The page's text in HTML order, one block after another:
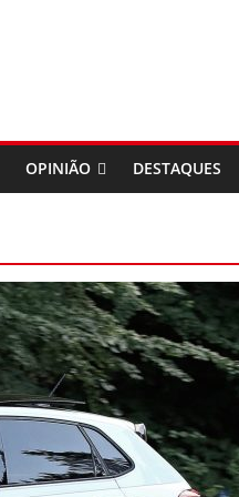
OPINIÃO DESTAQUES